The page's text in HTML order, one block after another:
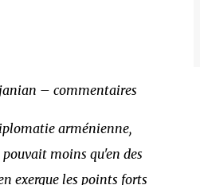
– commentaires
arménienne,
moins qu'en des
exergue les points forts